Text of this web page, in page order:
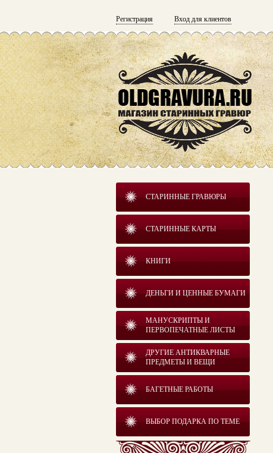
Регистрация Вход для клиентов
СТАРИННЫЕ ГРАВЮРЫ
СТАРИННЫЕ КАРТЫ
КНИГИ
ДЕНЬГИ И ЦЕННЫЕ БУМАГИ
МАНУСКРИПТЫ И
ПЕРВОПЕЧАТНЫЕ ЛИСТЫ
ДРУГИЕ АНТИКВАРНЫЕ
ПРЕДМЕТЫ И ВЕЩИ
БАГЕТНЫЕ РАБОТЫ
ВЫБОР ПОДАРКА ПО ТЕМЕ